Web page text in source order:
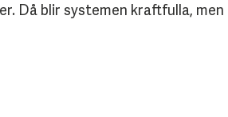
Då blir systemen kraftfulla, men